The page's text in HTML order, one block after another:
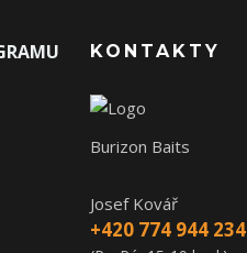
KONTAKTY
Burizon Baits
Josef Kovář
+420 774 944 234